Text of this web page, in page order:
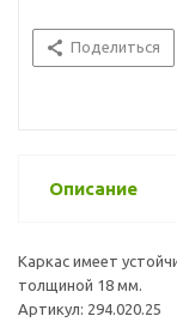
Поделиться
Описание
Каркас имеет
толщиной 18 мм.
Артикул: 294.020.25